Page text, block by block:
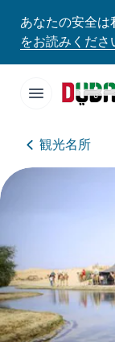
あなたの安全は
をお読みくださ
観光名所